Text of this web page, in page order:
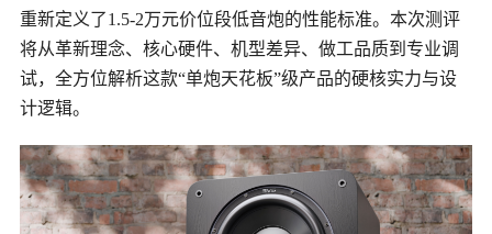
重新定义了1.5-2万元价位段低音炮的性能标准。本次测评
将从革新理念、核心硬件、机型差异、做工品质到专业调
试，全方位解析这款“单炮天花板”级产品的硬核实力与设
计逻辑。